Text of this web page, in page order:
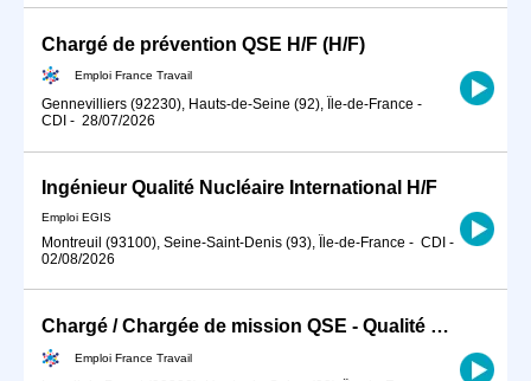
Chargé de prévention QSE H/F (H/F)
Emploi France Travail
Gennevilliers (92230), Hauts-de-Seine (92), Île-de-France -
CDI - 28/07/2026
Ingénieur Qualité Nucléaire International H/F
Emploi EGIS
Montreuil (93100), Seine-Saint-Denis (93), Île-de-France - CDI -
02/08/2026
Chargé / Chargée de mission QSE - Qualité Sécurité Environnement (H/F)
Emploi France Travail